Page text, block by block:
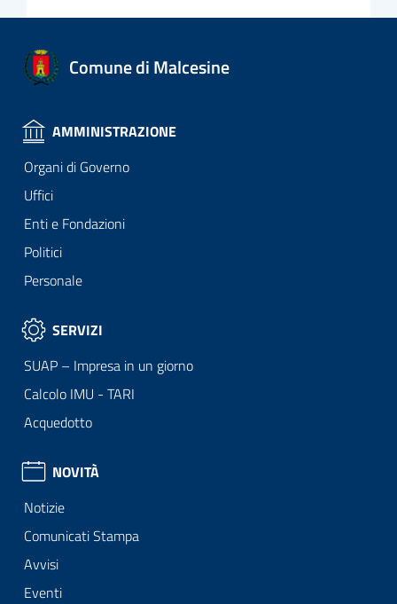
Comune di Malcesine
AMMINISTRAZIONE
Organi di Governo
Uffici
Enti e Fondazioni
Politici
Personale
SERVIZI
SUAP – Impresa in un giorno
Calcolo IMU - TARI
Acquedotto
NOVITÀ
Notizie
Comunicati Stampa
Avvisi
Eventi